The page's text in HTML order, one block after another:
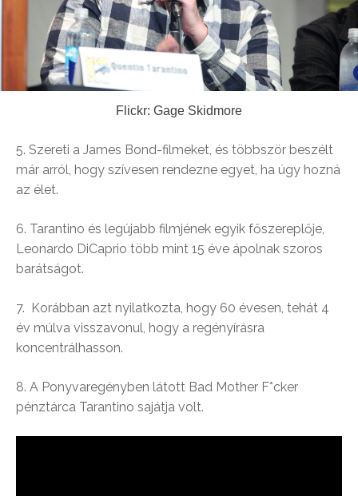
Flickr: Gage Skidmore
5. Szereti a James Bond-filmeket, és többször beszélt
már arról, hogy szívesen rendezne egyet, ha úgy hozná
az élet.
6. Tarantino és legújabb filmjének egyik főszereplője,
Leonardo DiCaprio több mint 15 éve ápolnak szoros
barátságot.
7. Korábban azt nyilatkozta, hogy 60 évesen, tehát 4
év múlva visszavonul, hogy a regényírásra
koncentrálhasson.
8. A Ponyvaregényben látott Bad Mother F*cker
pénztárca Tarantino sajátja volt.